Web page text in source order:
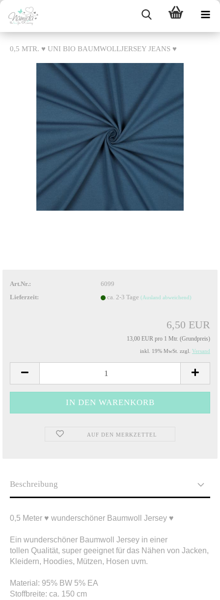
0,5 MTR. ♥ UNI BIO BAUMWOLLJERSEY JEANS ♥
Art.Nr.:
6099
Lieferzeit:
ca. 2-3 Tage (Ausland abweichend)
6,50 EUR
13,00 EUR pro 1 Mtr. (Grundpreis)
inkl. 19% MwSt. zzgl. Versand
AUF DEN MERKZETTEL
Beschreibung
0,5 Meter ♥ wunderschöner Baumwoll Jersey ♥
Ein wunderschöner Baumwoll Jersey in einer
tollen Qualität, super geeignet für das Nähen von Jacken,
Kleidern, Hoodies, Mützen, Hosen uvm.
Material: 95% BW 5% EA
Stoffbreite: ca. 150 cm